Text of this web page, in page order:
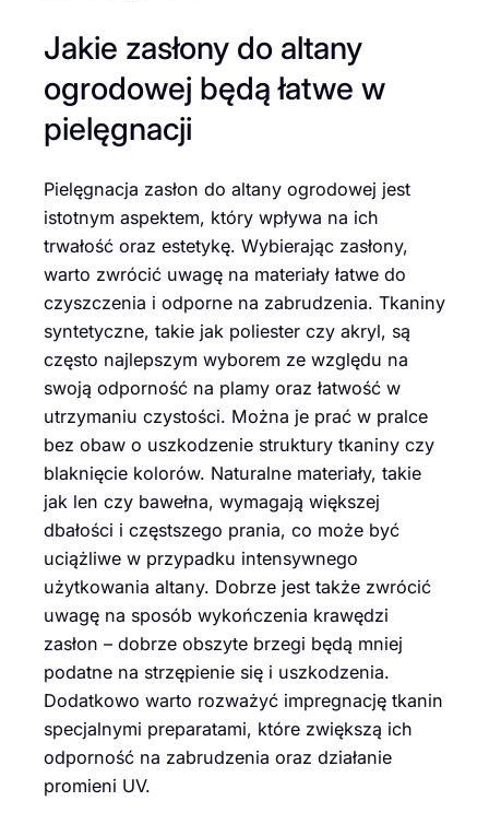
Jakie zasłony do altany
ogrodowej będą łatwe w
pielęgnacji
Pielęgnacja zasłon do altany ogrodowej jest
istotnym aspektem, który wpływa na ich
trwałość oraz estetykę. Wybierając zasłony,
warto zwrócić uwagę na materiały łatwe do
czyszczenia i odporne na zabrudzenia. Tkaniny
syntetyczne, takie jak poliester czy akryl, są
często najlepszym wyborem ze względu na
swoją odporność na plamy oraz łatwość w
utrzymaniu czystości. Można je prać w pralce
bez obaw o uszkodzenie struktury tkaniny czy
blaknięcie kolorów. Naturalne materiały, takie
jak len czy bawełna, wymagają większej
dbałości i częstszego prania, co może być
uciążliwe w przypadku intensywnego
użytkowania altany. Dobrze jest także zwrócić
uwagę na sposób wykończenia krawędzi
zasłon – dobrze obszyte brzegi będą mniej
podatne na strzępienie się i uszkodzenia.
Dodatkowo warto rozważyć impregnację tkanin
specjalnymi preparatami, które zwiększą ich
odporność na zabrudzenia oraz działanie
promieni UV.